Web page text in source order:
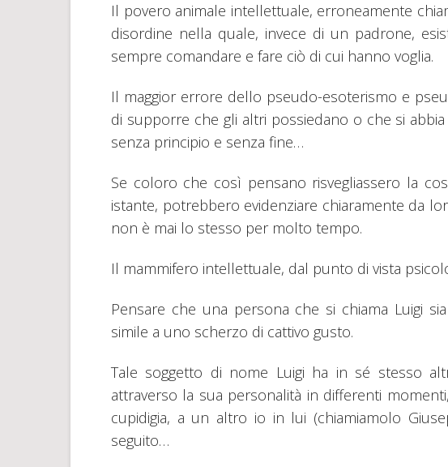
Il povero animale intellettuale, erroneamente
disordine nella quale, invece di un padrone,
sempre comandare e fare ciò di cui hanno voglia.
Il maggior errore dello pseudo-esoterismo e
di supporre che gli altri possiedano o che si abbia
senza principio e senza fine…
Se coloro che così pensano risvegliassero la
istante, potrebbero evidenziare chiaramente da
non è mai lo stesso per molto tempo.
Il mammifero intellettuale, dal punto di vista
Pensare che una persona che si chiama Luigi
simile a uno scherzo di cattivo gusto.
Tale soggetto di nome Luigi ha in sé stesso
attraverso la sua personalità in differenti
cupidigia, a un altro io in lui (chiamiamolo
seguito…